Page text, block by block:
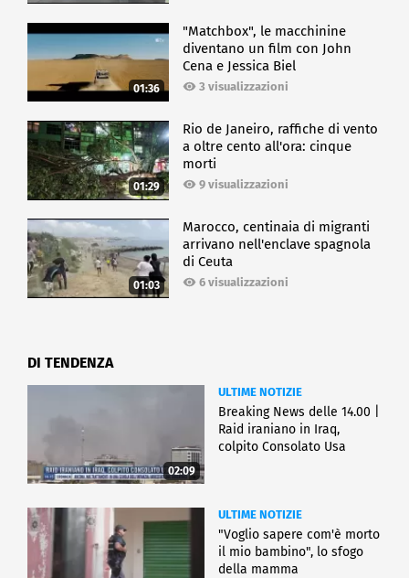
01:36
"Matchbox", le macchinine
diventano un film con John
Cena e Jessica Biel
3 visualizzazioni
01:29
Rio de Janeiro, raffiche di vento
a oltre cento all'ora: cinque
morti
9 visualizzazioni
01:03
Marocco, centinaia di migranti
arrivano nell'enclave spagnola
di Ceuta
6 visualizzazioni
DI TENDENZA
02:09
ULTIME NOTIZIE
Breaking News delle 14.00 |
Raid iraniano in Iraq,
colpito Consolato Usa
ULTIME NOTIZIE
"Voglio sapere com'è morto
il mio bambino", lo sfogo
della mamma